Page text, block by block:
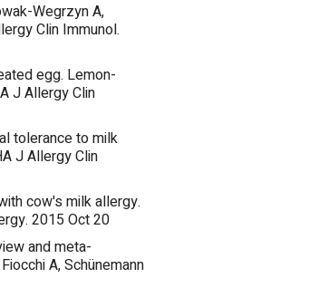
Wegrzyn A,
Clin Immunol.
egg. Lemon-
J Allergy Clin
tolerance to milk
J Allergy Clin
cow's milk allergy.
2015 Oct 20
and meta-
A, Schünemann